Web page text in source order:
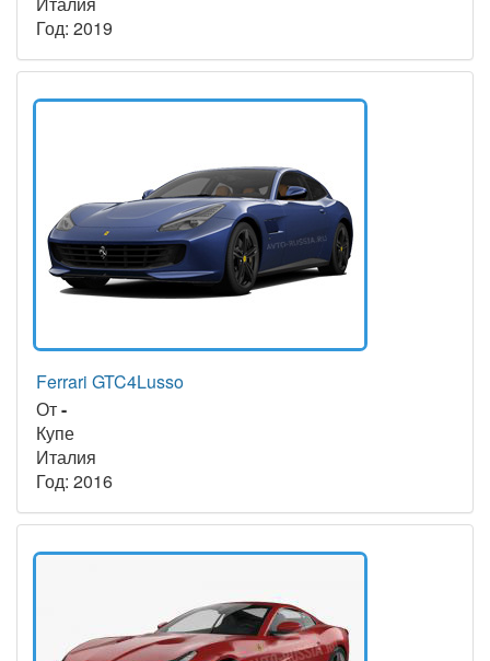
Год: 2019
Ferrari GTC4Lusso
От-
Купе
Италия
Год: 2016